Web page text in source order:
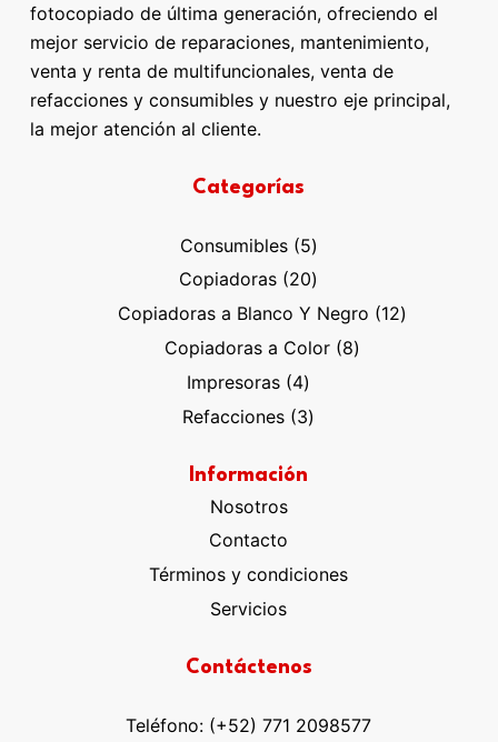
fotocopiado de última generación, ofreciendo el
mejor servicio de reparaciones, mantenimiento,
venta y renta de multifuncionales, venta de
refacciones y consumibles y nuestro eje principal,
la mejor atención al cliente.
Categorías
Consumibles 55
productos
Copiadoras 2020
productos
Copiadoras a Blanco Y Negro 1212
Copiadoras a Color 88
Impresoras 44
productos
Refacciones 33
Información
Nosotros
Contacto
Términos y condiciones
Servicios
Contáctenos
Teléfono: (+52) 771 2098577